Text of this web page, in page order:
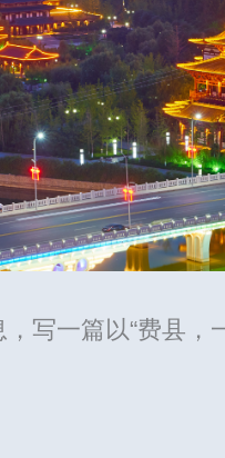
写一篇以“费县，